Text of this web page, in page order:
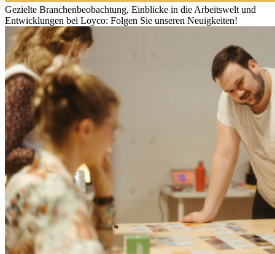
Gezielte Branchenbeobachtung, Einblicke in die Arbeitswelt und
Entwicklungen bei Loyco: Folgen Sie unseren Neuigkeiten!